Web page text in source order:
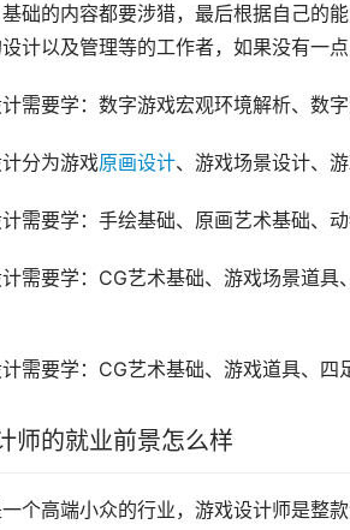
础的内容都要涉猎，最后根据自己的
计以及管理等的工作者，如果没有一
需要学：数字游戏宏观环境解析、数
分为游戏原画设计、游戏场景设计、
需要学：手绘基础、原画艺术基础、
需要学：CG艺术基础、游戏场景道
需要学：CG艺术基础、游戏道具、四
师的就业前景怎么样
个高端小众的行业，游戏设计师是整